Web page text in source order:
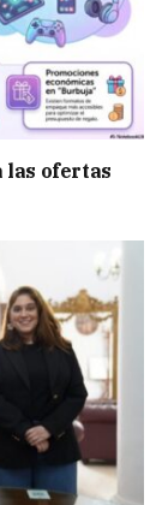
las ofertas